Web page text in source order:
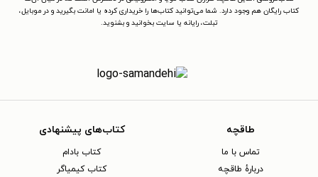
کتاب رایگان هم وجود دارد. شما می‌توانید کتاب‌ها را خریداری کرده یا امانت بگیرید و در موبایل،
تبلت، رایانه یا سایت بخوانید و بشنوید.
طاقچه
تماس با ما
دربارهٔ طاقچه
کتاب‌های پیشنهادی
کتاب بادام
کتاب کیمیاگر